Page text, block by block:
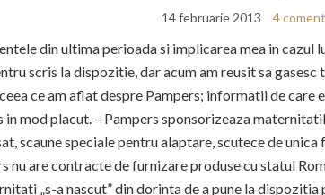
14 februarie 2013 4
din ultima perioada si implicarea mea in cazul
scris la dispozitie, dar acum am reusit sa gasesc
ce am aflat despre Pampers; informatii de care
in mod placut. – Pampers sponsorizeaza
scaune speciale pentru alaptare, scutece de
nu are contracte de furnizare produse cu statul
„s-a nascut” din dorinta de a pune la